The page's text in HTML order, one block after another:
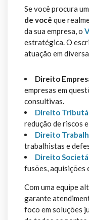
Se você procura um
de você que
da sua empresa, o
estratégica. O
atuação em
Direito
empresas em
consultivas.
Direito
redução de riscos
Direito
trabalhistas e
Direito
fusões,
Com uma equipe
garante
foco em soluções